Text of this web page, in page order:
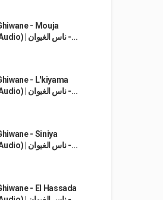
- Mouja
(Official Audio) | ناس الغيوان -...
- L'kiyama
(Official Audio) | ناس الغيوان -...
- Siniya
(Official Audio) | ناس الغيوان -...
- El Hassada